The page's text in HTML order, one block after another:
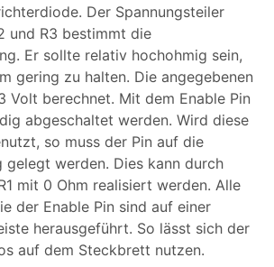
Der Spannungsteiler
und R3 bestimmt die
Er sollte relativ hochohmig sein,
gering zu halten. Die angegebenen
Volt berechnet. Mit dem Enable Pin
abgeschaltet werden. Wird diese
so muss der Pin auf die
gelegt werden. Dies kann durch
mit 0 Ohm realisiert werden. Alle
der Enable Pin sind auf einer
herausgeführt. So lässt sich der
auf dem Steckbrett nutzen.